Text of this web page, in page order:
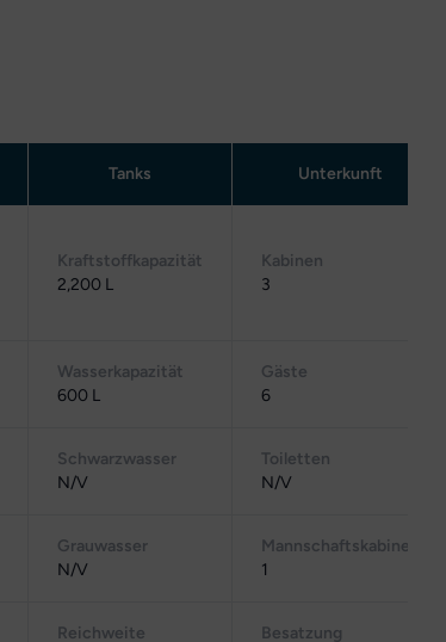
Tanks Unterkunft
Kraftstoffkapazität
2,200 L
Kabinen
3
Wasserkapazität
600 L
Gäste
6
Schwarzwasser
N/V
Toiletten
N/V
Grauwasser
N/V
Mannschaftskabinen
1
Reichweite Besatzung